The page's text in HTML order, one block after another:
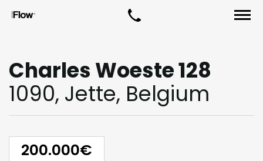
Charles Woeste 128
1090, Jette, Belgium
200.000€